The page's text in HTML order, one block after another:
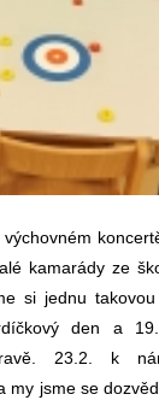
kamarády ze
si jednu
den a
23.2. k
my jsme se